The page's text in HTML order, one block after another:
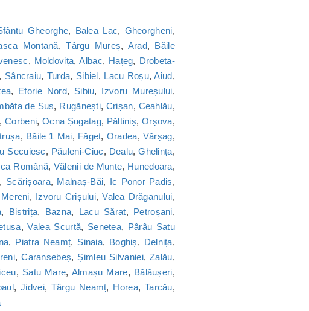
Gheorghe, Balea Lac, Gheorgheni,
Montană,Târgu Mureș, Arad, Băile
, Moldovița,Albac, Hațeg, Drobeta-
, Sâncraiu, Turda, Sibiel, Lacu Roșu,Aiud,
, Eforie Nord, Sibiu, Izvoru Mureșului,
de Sus, Rugănești, Crișan, Ceahlău,
,Corbeni, Ocna Șugatag, Păltiniș, Orșova,
, Băile 1 Mai, Făget, Oradea, Vărșag,
Secuiesc, Păuleni-Ciuc, Dealu,Ghelința,
Română, Vălenii de Munte, Hunedoara,
, Scărișoara, Malnaș-Băi, Ic Ponor Padis,
Mereni, Izvoru Crișului,Valea Drăganului,
, Bistrița, Bazna, Lacu Sărat, Petroșani,
,Valea Scurtă, Senetea, Pârâu Satu
, Piatra Neamț, Sinaia, Boghiș, Delnița,
,Caransebeș, Șimleu Silvaniei,Zalău,
, Satu Mare, Almașu Mare, Bălăușeri,
, Jidvei, Târgu Neamț, Horea, Tarcău,